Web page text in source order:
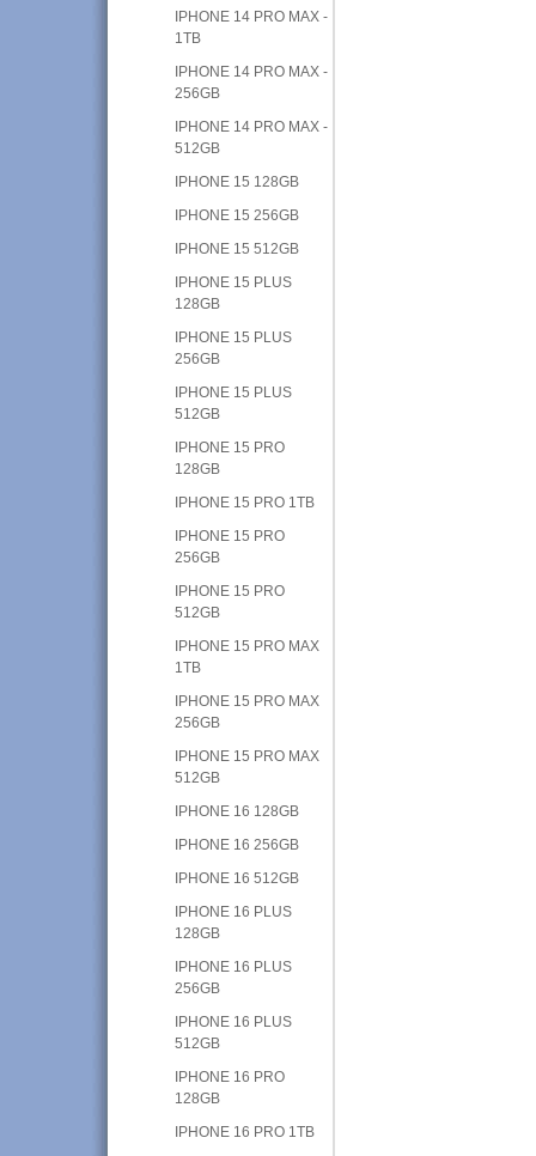
IPHONE 14 PRO MAX -
1TB
IPHONE 14 PRO MAX -
256GB
IPHONE 14 PRO MAX -
512GB
IPHONE 15 128GB
IPHONE 15 256GB
IPHONE 15 512GB
IPHONE 15 PLUS
128GB
IPHONE 15 PLUS
256GB
IPHONE 15 PLUS
512GB
IPHONE 15 PRO
128GB
IPHONE 15 PRO 1TB
IPHONE 15 PRO
256GB
IPHONE 15 PRO
512GB
IPHONE 15 PRO MAX
1TB
IPHONE 15 PRO MAX
256GB
IPHONE 15 PRO MAX
512GB
IPHONE 16 128GB
IPHONE 16 256GB
IPHONE 16 512GB
IPHONE 16 PLUS
128GB
IPHONE 16 PLUS
256GB
IPHONE 16 PLUS
512GB
IPHONE 16 PRO
128GB
IPHONE 16 PRO 1TB